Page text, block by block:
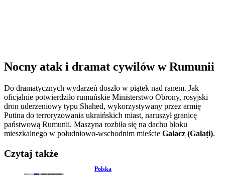
Nocny atak i dramat cywilów w Rumunii
Do dramatycznych wydarzeń doszło w piątek nad ranem. Jak
oficjalnie potwierdziło rumuńskie Ministerstwo Obrony, rosyjski
dron uderzeniowy typu Shahed, wykorzystywany przez armię
Putina do terroryzowania ukraińskich miast, naruszył granicę
państwową Rumunii. Maszyna rozbiła się na dachu bloku
mieszkalnego w południowo-wschodnim mieście Gałacz (Galați).
Czytaj także
Polska